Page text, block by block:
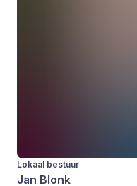
Lokaal bestuur
Jan Blonk